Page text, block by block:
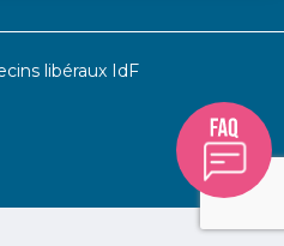
libéraux IdF